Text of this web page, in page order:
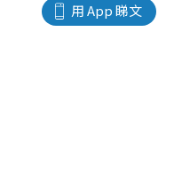
用 App 睇文